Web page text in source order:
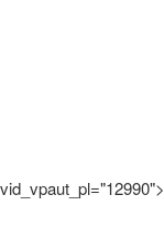
vid_vpaut_pl="12990">